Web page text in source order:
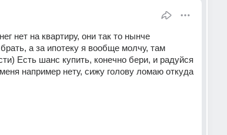
нет на квартиру, они так то нынче
а за ипотеку я вообще молчу, там
Есть шанс купить, конечно бери, и радуйся
например нету, сижу голову ломаю откуда